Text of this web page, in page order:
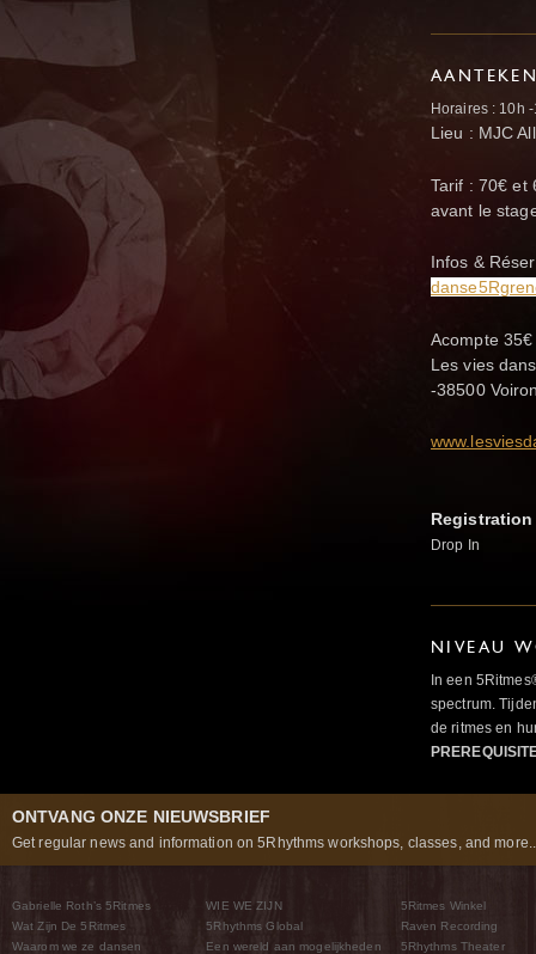
Horaires : 10h
Lieu : MJC
Tarif : 70€ et
avant le
Infos &
Acompte
Les vies
-38500
Drop In
NIVEAU
In een
spectrum.
de ritmes en
ONTVANG ONZE NIEUWSBRIEF
Get regular news and information on 5Rhythms workshops, classes, and
Gabrielle Roth’s 5Ritmes
Wat Zijn De 5Ritmes
Waarom we ze dansen
WIE WE ZIJN
5Rhythms Global
Een wereld aan mogelijkheden
5Ritmes Winkel
Raven Recording
5Rhythms Theater